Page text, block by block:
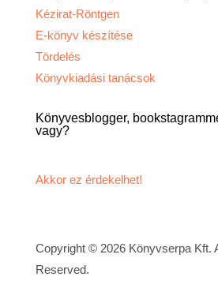
Kézirat-Röntgen
E-könyv készítése
Tördelés
Könyvkiadási tanácsok
Könyvesblogger,
vagy?
Akkor ez érdekelhet!
Copyright © 2026 Könyvserpa Kft.
Reserved.